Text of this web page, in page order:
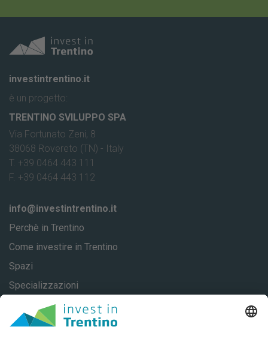
investintrentino.it
è un progetto:
TRENTINO SVILUPPO SPA
Via Fortunato Zeni, 8
38068 Rovereto (TN) - Italy
T. +39 0464 443 111
F. +39 0464 443 112
info@investintrentino.it
Perchè in Trentino
Come investire in Trentino
Spazi
Specializzazioni
About
Casi di successo